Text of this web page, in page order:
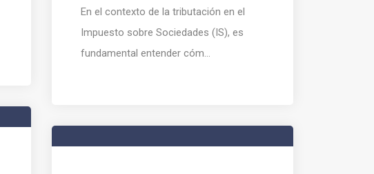
En el contexto de la tributación en el
Impuesto sobre Sociedades (IS), es
fundamental entender cóm...